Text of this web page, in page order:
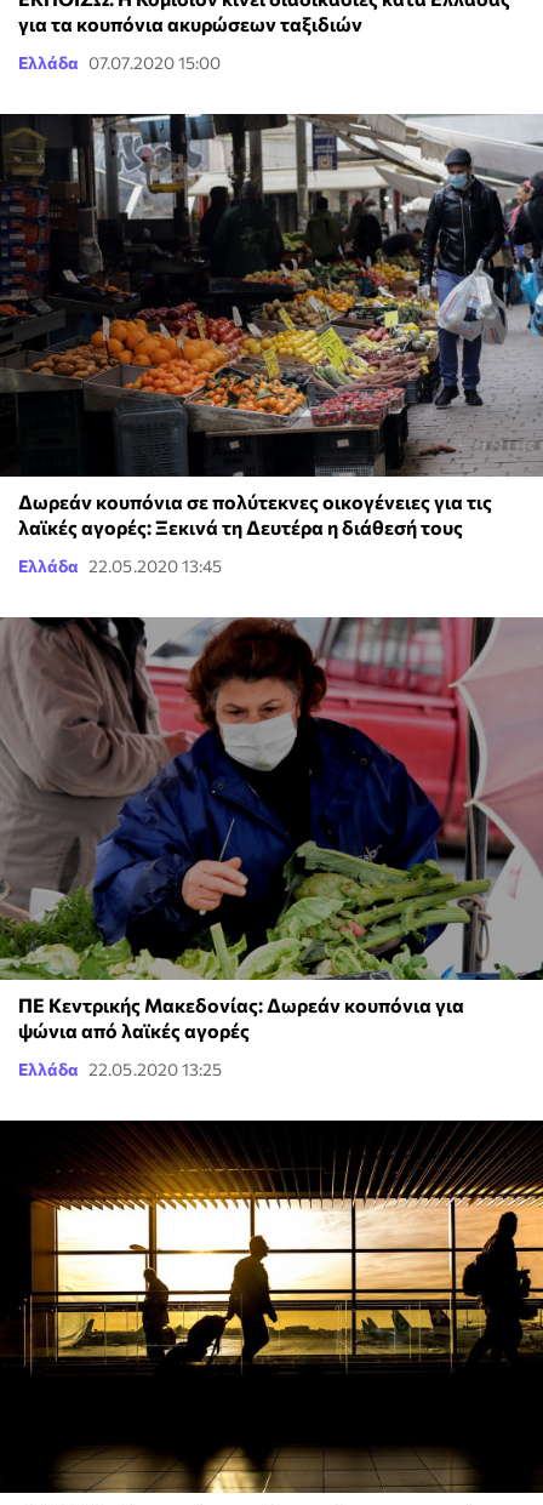
για τα κουπόνια ακυρώσεων ταξιδιών
Ελλάδα 07.07.2020 15:00
Δωρεάν κουπόνια σε πολύτεκνες οικογένειες για τις
λαϊκές αγορές: Ξεκινά τη Δευτέρα η διάθεσή τους
Ελλάδα 22.05.2020 13:45
ΠΕ Κεντρικής Μακεδονίας: Δωρεάν κουπόνια για
ψώνια από λαϊκές αγορές
Ελλάδα 22.05.2020 13:25